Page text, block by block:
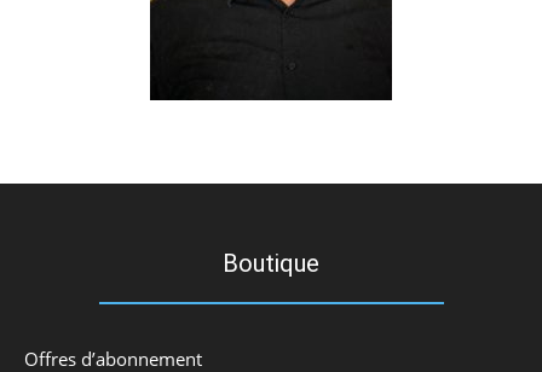
Boutique
Offres d’abonnement